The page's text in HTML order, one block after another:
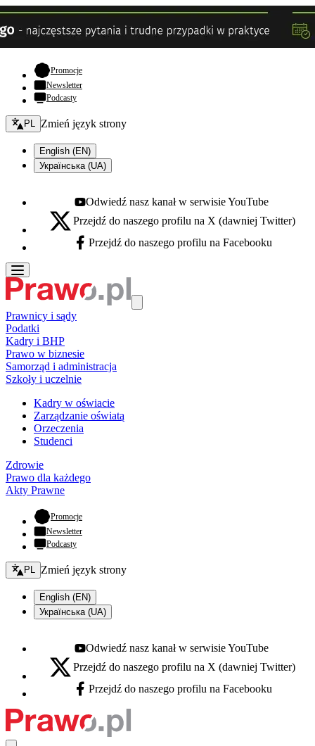
Promocje- otwiera się w nowej karcie
Newsletter
Podcasty
Zmień język - bieżący:
PL Zmień język strony
English (EN)
Українська (UA)
Youtube - otwiera się w nowej karcie
Odwiedź nasz kanał w serwisie YouTube
X - otwiera się w nowej karcie
Przejdź do naszego profilu na X (dawniej Twitter)
Facebook - otwiera się w nowej karcie
Przejdź do naszego profilu na Facebooku
Prawnicy i sądy
Podatki
Kadry i BHP
Prawo w biznesie
Samorząd i administracja
Szkoły i uczelnie
Kadry w oświacie
Zarządzanie oświatą
Orzeczenia
Studenci
Zdrowie
Prawo dla każdego
Akty Prawne
Promocje- otwiera się w nowej karcie
Newsletter
Podcasty
Zmień język - bieżący:
PL Zmień język strony
English (EN)
Українська (UA)
Youtube - otwiera się w nowej karcie
Odwiedź nasz kanał w serwisie YouTube
X - otwiera się w nowej karcie
Przejdź do naszego profilu na X (dawniej Twitter)
Facebook - otwiera się w nowej karcie
Przejdź do naszego profilu na Facebooku